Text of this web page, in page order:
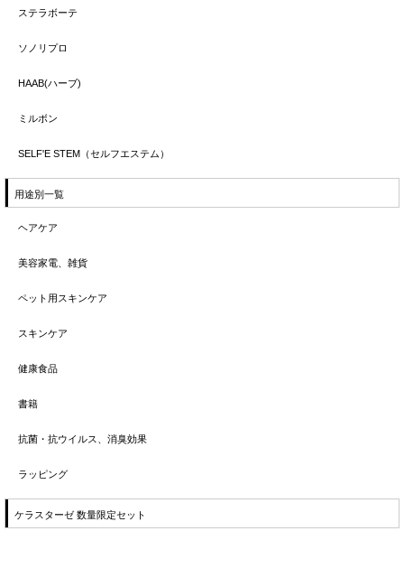
ステラボーテ
ソノリプロ
HAAB(ハーブ)
ミルボン
SELF'E STEM（セルフエステム）
用途別一覧
ヘアケア
美容家電、雑貨
ペット用スキンケア
スキンケア
健康食品
書籍
抗菌・抗ウイルス、消臭効果
ラッピング
ケラスターゼ 数量限定セット